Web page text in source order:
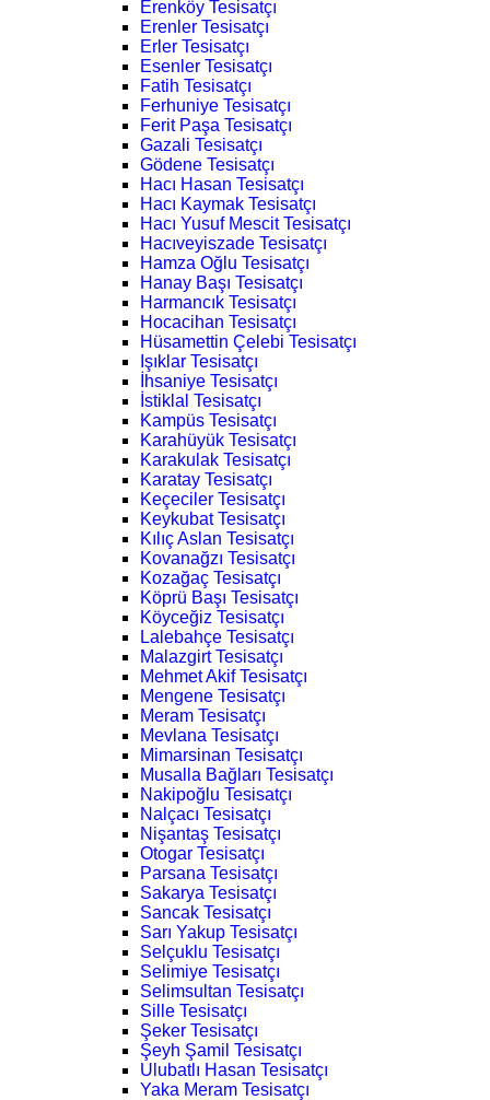
Erenköy Tesisatçı
Erenler Tesisatçı
Erler Tesisatçı
Esenler Tesisatçı
Fatih Tesisatçı
Ferhuniye Tesisatçı
Ferit Paşa Tesisatçı
Gazali Tesisatçı
Gödene Tesisatçı
Hacı Hasan Tesisatçı
Hacı Kaymak Tesisatçı
Hacı Yusuf Mescit Tesisatçı
Hacıveyiszade Tesisatçı
Hamza Oğlu Tesisatçı
Hanay Başı Tesisatçı
Harmancık Tesisatçı
Hocacihan Tesisatçı
Hüsamettin Çelebi Tesisatçı
Işıklar Tesisatçı
İhsaniye Tesisatçı
İstiklal Tesisatçı
Kampüs Tesisatçı
Karahüyük Tesisatçı
Karakulak Tesisatçı
Karatay Tesisatçı
Keçeciler Tesisatçı
Keykubat Tesisatçı
Kılıç Aslan Tesisatçı
Kovanağzı Tesisatçı
Kozağaç Tesisatçı
Köprü Başı Tesisatçı
Köyceğiz Tesisatçı
Lalebahçe Tesisatçı
Malazgirt Tesisatçı
Mehmet Akif Tesisatçı
Mengene Tesisatçı
Meram Tesisatçı
Mevlana Tesisatçı
Mimarsinan Tesisatçı
Musalla Bağları Tesisatçı
Nakipoğlu Tesisatçı
Nalçacı Tesisatçı
Nişantaş Tesisatçı
Otogar Tesisatçı
Parsana Tesisatçı
Sakarya Tesisatçı
Sancak Tesisatçı
Sarı Yakup Tesisatçı
Selçuklu Tesisatçı
Selimiye Tesisatçı
Selimsultan Tesisatçı
Sille Tesisatçı
Şeker Tesisatçı
Şeyh Şamil Tesisatçı
Ulubatlı Hasan Tesisatçı
Yaka Meram Tesisatçı